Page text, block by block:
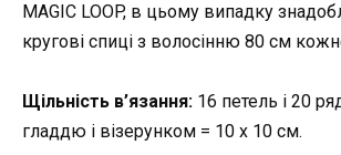
MAGIC LOOP, в цьому випадку
кругові спиці з волосінню 80 см
Щільність в’язання: 16 петель і 20
гладдю і візерунком = 10 х 10 см.